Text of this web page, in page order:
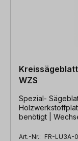
WZS
Spezial-
benötigt |
Art.-Nr.: FR-LU3A-